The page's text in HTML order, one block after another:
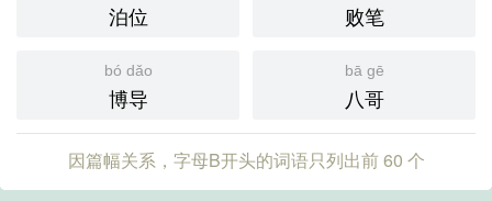
泊位 败笔
bó dǎo
博导
bā gē
八哥
因篇幅关系，字母B开头的词语只列出前 60 个